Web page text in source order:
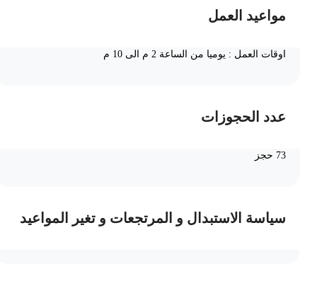
مواعيد العمل
⁩اوقات العمل : يوميا من الساعة 2 م الى 10 م
عدد الحجوزات
سياسة الاستبدال و المرتجعات و تغير المواعيد